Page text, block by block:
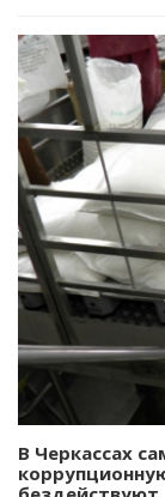
В Черкассах